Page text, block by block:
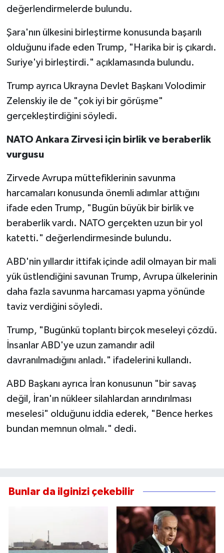
değerlendirmelerde bulundu.
Şara'nın ülkesini birleştirme konusunda başarılı
olduğunu ifade eden Trump, "Harika bir iş çıkardı.
Suriye'yi birleştirdi." açıklamasında bulundu.
Trump ayrıca Ukrayna Devlet Başkanı Volodimir
Zelenskiy ile de "çok iyi bir görüşme"
gerçekleştirdiğini söyledi.
NATO Ankara Zirvesi için birlik ve beraberlik
vurgusu
Zirvede Avrupa müttefiklerinin savunma
harcamaları konusunda önemli adımlar attığını
ifade eden Trump, "Bugün büyük bir birlik ve
beraberlik vardı. NATO gerçekten uzun bir yol
katetti." değerlendirmesinde bulundu.
ABD'nin yıllardır ittifak içinde adil olmayan bir mali
yük üstlendiğini savunan Trump, Avrupa ülkelerinin
daha fazla savunma harcaması yapma yönünde
taviz verdiğini söyledi.
Trump, "Bugünkü toplantı birçok meseleyi çözdü.
İnsanlar ABD'ye uzun zamandır adil
davranılmadığını anladı." ifadelerini kullandı.
ABD Başkanı ayrıca İran konusunun "bir savaş
değil, İran'ın nükleer silahlardan arındırılması
meselesi" olduğunu iddia ederek, "Bence herkes
bundan memnun olmalı." dedi.
Bunlar da ilginizi çekebilir